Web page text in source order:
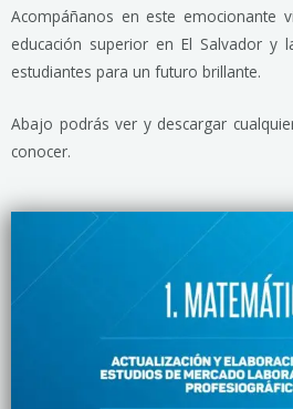
Acompáñanos en este emocionante
educación superior en El Salvador y
estudiantes para un futuro brillante.
Abajo podrás ver y descargar
conocer.